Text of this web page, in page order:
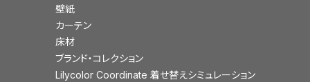
壁紙
カーテン
床材
ブランド・コレクション
Lilycolor Coordinate 着せ替えシミュレーション